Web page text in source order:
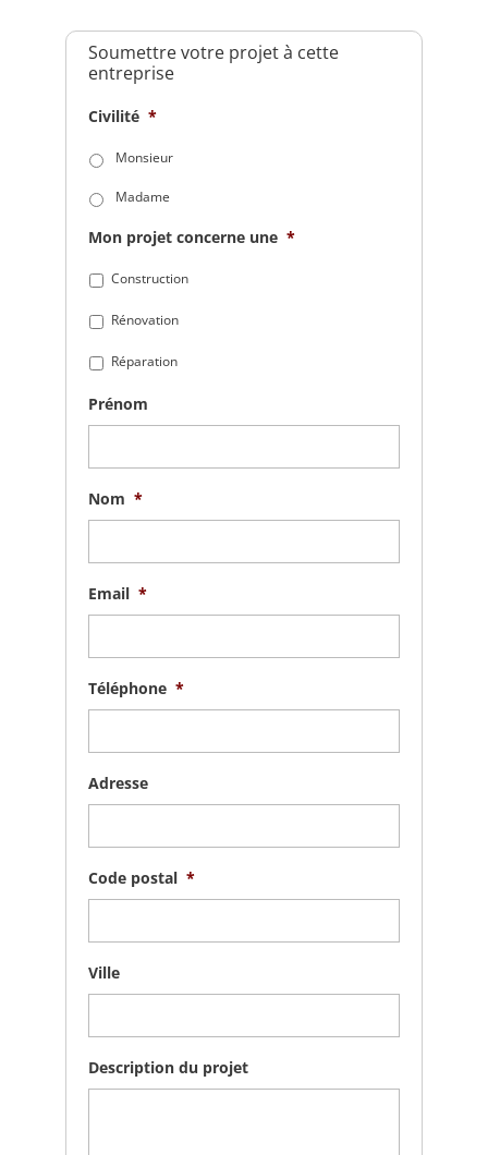
Soumettre votre projet à cette
entreprise
Civilité *
Monsieur
Madame
Mon projet concerne une *
Construction
Rénovation
Réparation
Prénom
Nom *
Email *
Téléphone *
Adresse
Code postal *
Ville
Description du projet